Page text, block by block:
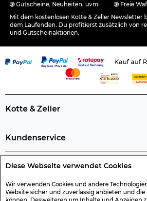
Diese Webseite verwendet Cookies
Wir verwenden Cookies und andere
Website sicher und zuverlässig anbieten und
Gutscheine, Neuheiten, uvm. Freie
Mit dem kostenlosen Kotte & Zeller Newsletter
dem Laufenden. Du profitierst zusätzlich von
und Gutscheinaktionen.
Kotte & Zeller
Kundenservice
Rechtliche Artikelinfos
Geschenk-Gutscheine